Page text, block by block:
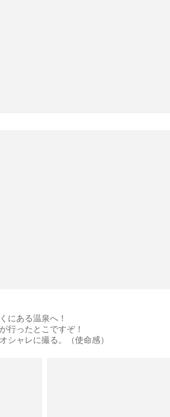
にある温泉へ！
行ったとこですぞ！
シャレに撮る。（使命感）